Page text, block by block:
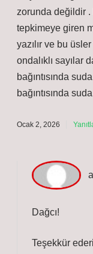
zorunda değildir .
tepkimeye giren
yazılır ve bu
ondalıklı sayılar
bağıntısında
bağıntısında
Ocak 2, 2026
Dağcı!
Teşekkür